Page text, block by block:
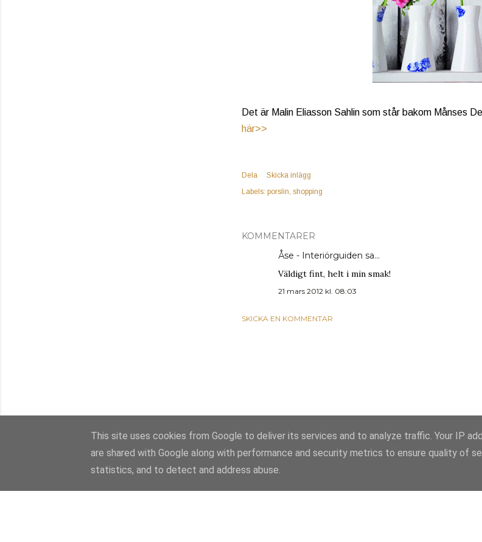
Det är Malin Eliasson Sahlin som står bakom Månses
här>>
Dela
Skicka inlägg
Labels: porslin shopping
KOMMENTARER
Åse - Interiörguiden sa…
Väldigt fint, helt i min smak!
21 mars 2012 kl. 08:03
SKICKA EN KOMMENTAR
Använder Blogger
This site uses cookies from Google to deliver its services and to analyze traffic. Your IP
are shared with Google along with performance and security metrics to ensure quality of
statistics, and to detect and address abuse.